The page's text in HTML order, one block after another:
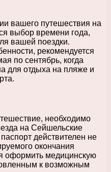
вашего путешествия на
выбор времени года,
вашей поездки.
рекомендуется
по сентябрь, когда
для отдыха на пляже и
необходимо
на Сейшельские
действителен не
окончания
оформить медицинскую
к возможным